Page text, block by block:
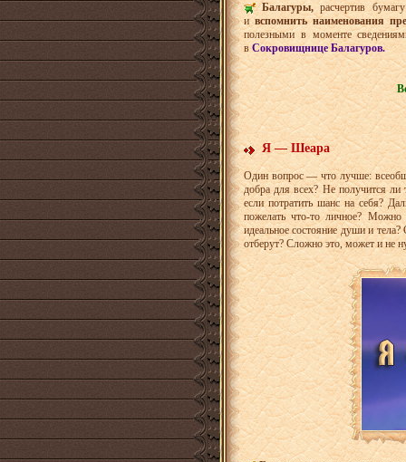
Балагуры,расчертив
ивспомнить наименования
полезными в моменте
вСокровищнице Балагуров.
Я — Шеара
Один вопрос — что лучше:
добра для всех? Не получится
если потратить шанс на себя?
пожелать что-то личное? Можно
идеальное состояние души и
отберут? Сложно это, может и не